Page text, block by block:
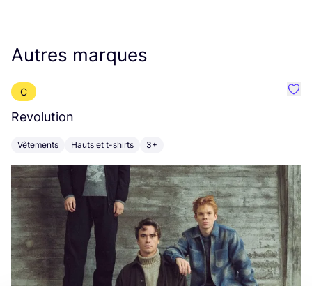
Autres marques
C
Revolution
Vêtements Hauts et t-shirts 3+